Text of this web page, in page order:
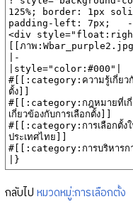
กลับไป หมวดหมู่:การเลือกตั้ง